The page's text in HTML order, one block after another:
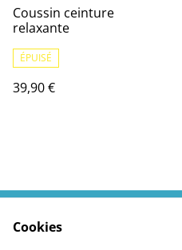
Coussin ceinture
relaxante
ÉPUISÉ
39,90 €
Cookies